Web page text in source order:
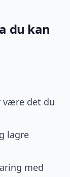
du kan
være det du
lagre
med